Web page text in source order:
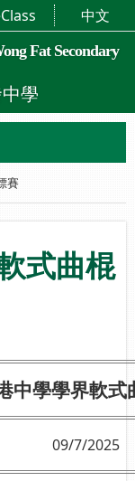
Fat Secondary
學
中文
賽
式曲棍
中學學界軟式
09/7/2025